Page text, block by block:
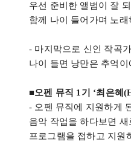
우선 준비한 앨범이 잘
함께 나이 들어가며 노
- 마지막으로 신인 작곡
나이 들면 낭만은 추억이
■오펜 뮤직 1 기 ‘최은혜
- 오펜 뮤직에 지원하게
음악 작업을 하다보면
프로그램을 접하고 지원